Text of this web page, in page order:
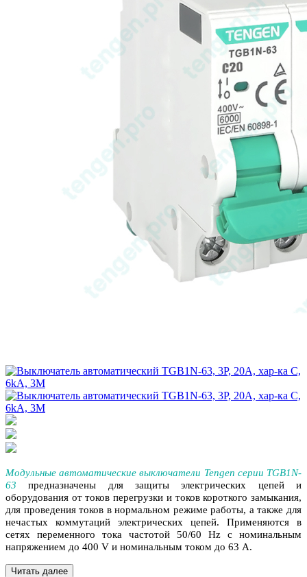
Модульные автоматические выключатели Tengen серии TGB1N‐
63 предназначены для защиты электрических цепей и
оборудования от токов перегрузки и токов короткого замыкания,
для проведения токов в нормальном режиме работы, а также для
нечастых коммутаций электрических цепей. Применяются в
сетях переменного тока частотой 50/60 Hz с номинальным
напряжением до 400 V и номинальным током до 63 А.
Читать далее